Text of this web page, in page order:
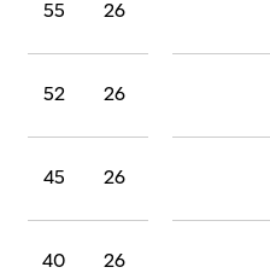
26
55
26
52
26
45
26
40